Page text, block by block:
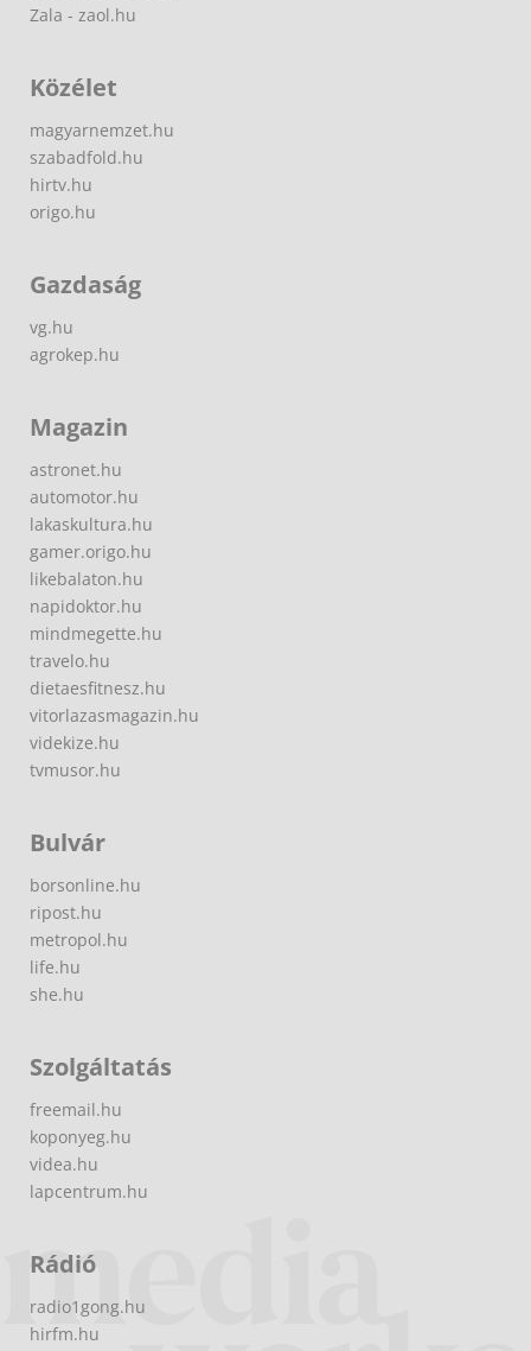
Zala - zaol.hu
Közélet
magyarnemzet.hu
szabadfold.hu
hirtv.hu
origo.hu
Gazdaság
vg.hu
agrokep.hu
Magazin
astronet.hu
automotor.hu
lakaskultura.hu
gamer.origo.hu
likebalaton.hu
napidoktor.hu
mindmegette.hu
travelo.hu
dietaesfitnesz.hu
vitorlazasmagazin.hu
videkize.hu
tvmusor.hu
Bulvár
borsonline.hu
ripost.hu
metropol.hu
life.hu
she.hu
Szolgáltatás
freemail.hu
koponyeg.hu
videa.hu
lapcentrum.hu
Rádió
radio1gong.hu
hirfm.hu